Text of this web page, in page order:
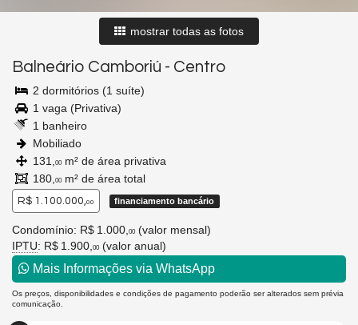
mostrar todas as fotos
Balneário Camboriú - Centro
2 dormitórios (1 suíte)
1 vaga (Privativa)
1 banheiro
Mobiliado
131,
00 m² de área privativa
180, 00 m² de área total
R$ 1.100.000,00 financiamento bancário
Condomínio: R$ 1.000, 00 (valor mensal)
IPTU: R$ 1.900, 00 (valor anual)
Mais Informações via WhatsApp
Os preços, disponibilidades e condições de pagamento poderão ser alterados sem prévia
comunicação.